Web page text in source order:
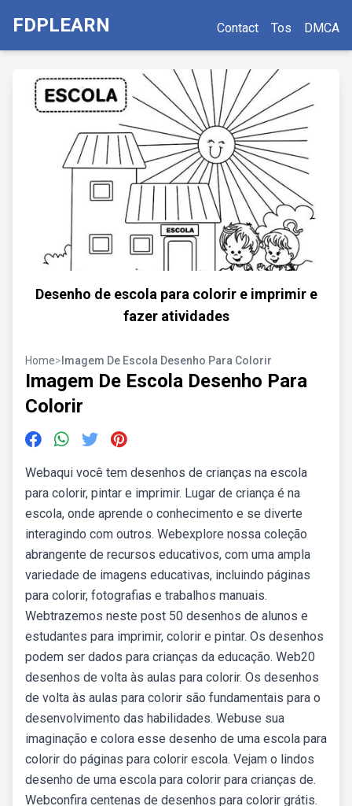
FDPLEARN Contact Tos DMCA
Desenho de escola para colorir e imprimir e
fazer atividades
Home> Imagem De Escola Desenho Para Colorir
Imagem De Escola Desenho Para
Colorir
Webaqui você tem desenhos de crianças na escola
para colorir, pintar e imprimir. Lugar de criança é na
escola, onde aprende o conhecimento e se diverte
interagindo com outros. Webexplore nossa coleção
abrangente de recursos educativos, com uma ampla
variedade de imagens educativas, incluindo páginas
para colorir, fotografias e trabalhos manuais.
Webtrazemos neste post 50 desenhos de alunos e
estudantes para imprimir, colorir e pintar. Os desenhos
podem ser dados para crianças da educação. Web20
desenhos de volta às aulas para colorir. Os desenhos
de volta às aulas para colorir são fundamentais para o
desenvolvimento das habilidades. Webuse sua
imaginação e colora esse desenho de uma escola para
colorir do páginas para colorir escola. Vejam o lindos
desenho de uma escola para colorir para crianças de.
Webconfira centenas de desenhos para colorir grátis.